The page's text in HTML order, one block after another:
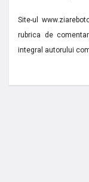
Site-ul
rubrica de
integral autorului